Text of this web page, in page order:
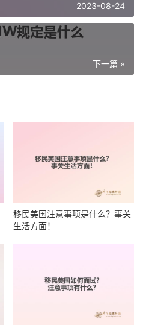
2023-08-24
下一篇 »
移民美国注意事项是什么？事关
生活方面！